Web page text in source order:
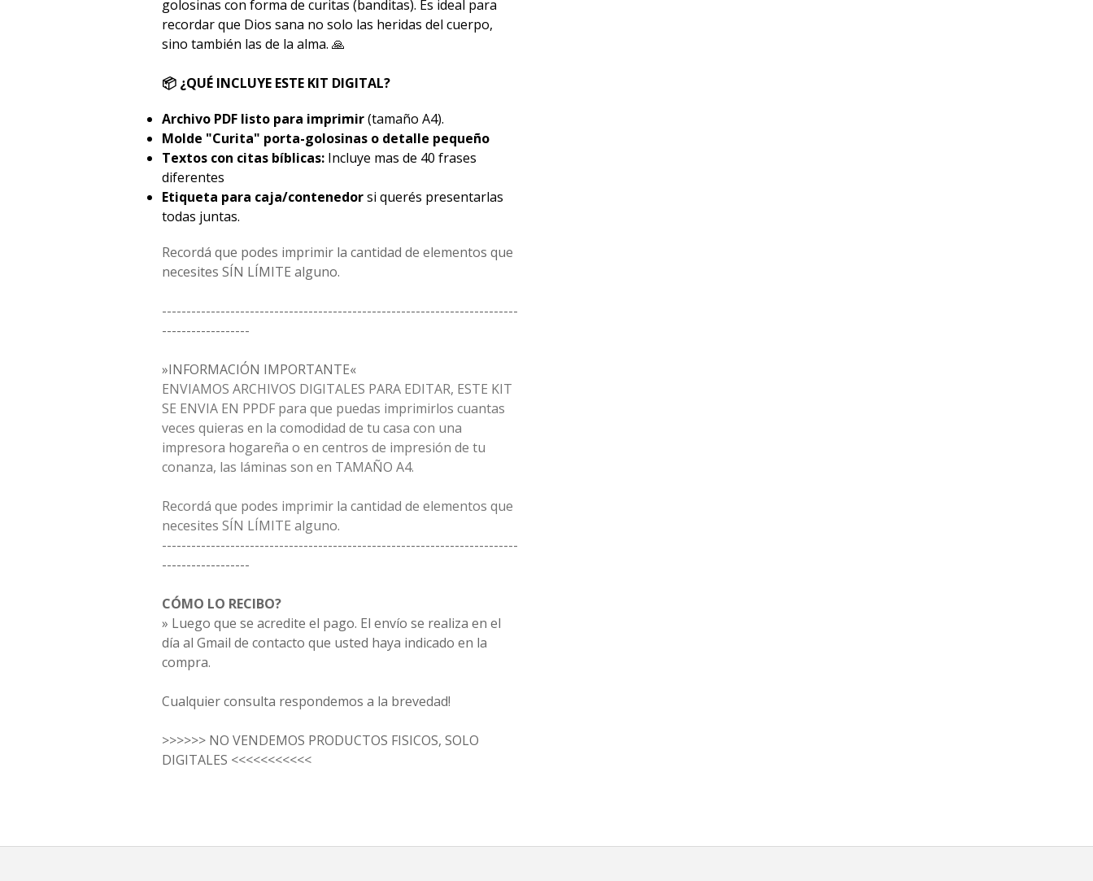
golosinas con forma de curitas (banditas). Es ideal para
recordar que Dios sana no solo las heridas del cuerpo,
sino también las de la alma. 🙏
📦 ¿QUÉ INCLUYE ESTE KIT DIGITAL?
Archivo PDF listo para imprimir(tamaño A4).
Molde "Curita" porta-golosinas o detalle pequeño
Textos con citas bíblicas: Incluye mas de 40 frases
diferentes
Etiqueta para caja/contenedorsi querés presentarlas
todas juntas.
Recordá que podes imprimir la cantidad de elementos que
necesites SÍN LÍMITE alguno.
-------------------------------------------------------------------------
------------------
»INFORMACIÓN IMPORTANTE«
ENVIAMOS ARCHIVOS DIGITALES PARA EDITAR, ESTE KIT
SE ENVIA EN PPDF para que puedas imprimirlos cuantas
veces quieras en la comodidad de tu casa con una
impresora hogareña o en centros de impresión de tu
confianza, las láminas son en TAMAÑO A4.
Recordá que podes imprimir la cantidad de elementos que
necesites SÍN LÍMITE alguno.
-------------------------------------------------------------------------
------------------
CÓMO LO RECIBO?
» Luego que se acredite el pago. El envío se realiza en el
día al Gmail de contacto que usted haya indicado en la
compra.
Cualquier consulta respondemos a la brevedad!
>>>>>> NO VENDEMOS PRODUCTOS FISICOS, SOLO
DIGITALES <<<<<<<<<<<